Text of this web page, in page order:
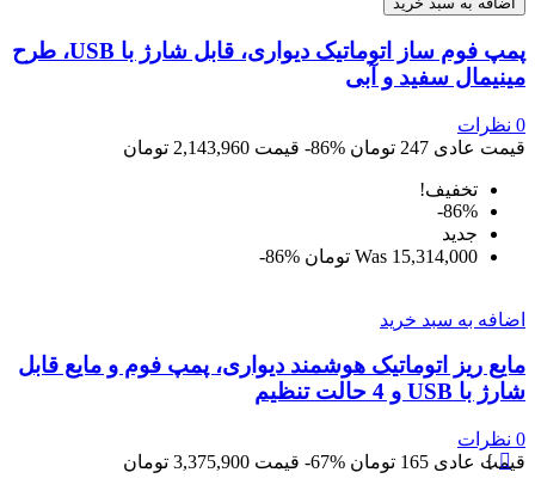
پمپ فوم ساز اتوماتیک دیواری، قابل شارژ با USB، طرح
مینیمال سفید و آبی
0 نظرات
قیمت عادی 247 تومان ‎-86% قیمت 2,143,960 تومان
تخفیف!
‎-86%
جديد
Was 15,314,000 تومان ‎-86%
اضافه به سبد خرید
مایع ریز اتوماتیک هوشمند دیواری، پمپ فوم و مایع قابل
شارژ با USB و 4 حالت تنظیم
0 نظرات
قیمت عادی 165 تومان ‎-67% قیمت 3,375,900 تومان 
}